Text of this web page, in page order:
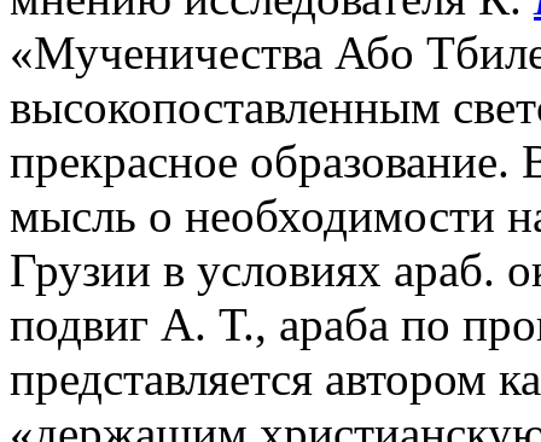
«Мученичества Або
высокопоставленным
прекрасное
мысль о необходимости
Грузии в условиях араб.
подвиг А. Т., араба по
представляется автором